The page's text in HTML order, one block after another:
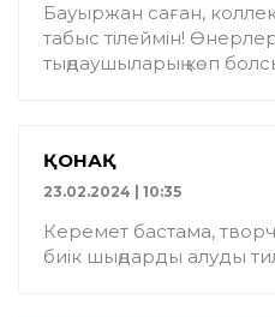
Бауыржан саған,
табыс тілеймін!
тыңдаушыларың көп
ҚОНАҚ
23.02.2024 | 10:35
Керемет бастама,
биік шыңдарды алуды